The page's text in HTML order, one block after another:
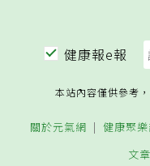
健康報e報
本站內容僅供參考
關於元氣網 健康聚
文